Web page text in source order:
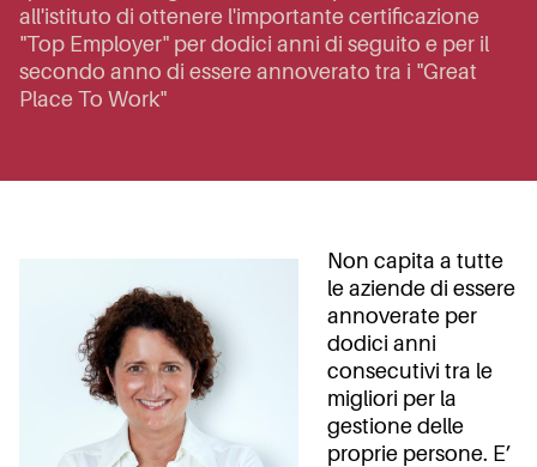
all'istituto di ottenere l'importante certificazione
"Top Employer" per dodici anni di seguito e per il
secondo anno di essere annoverato tra i "Great
Place To Work"
Non capita a tutte
le aziende di essere
annoverate per
dodici anni
consecutivi tra le
migliori per la
gestione delle
proprie persone. E’